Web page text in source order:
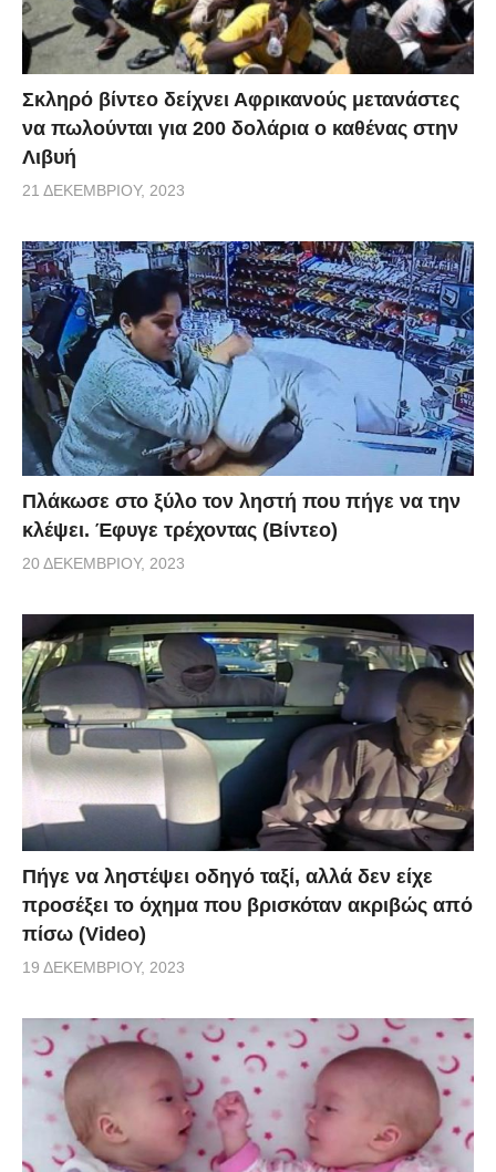
Σκληρό βίντεο δείχνει Αφρικανούς μετανάστες
να πωλούνται για 200 δολάρια ο καθένας στην
Λιβυή
21 ΔΕΚΕΜΒΡΊΟΥ, 2023
Πλάκωσε στο ξύλο τον ληστή που πήγε να την
κλέψει. Έφυγε τρέχοντας (Βίντεο)
20 ΔΕΚΕΜΒΡΊΟΥ, 2023
Πήγε να ληστέψει οδηγό ταξί, αλλά δεν είχε
προσέξει το όχημα που βρισκόταν ακριβώς από
πίσω (Video)
19 ΔΕΚΕΜΒΡΊΟΥ, 2023